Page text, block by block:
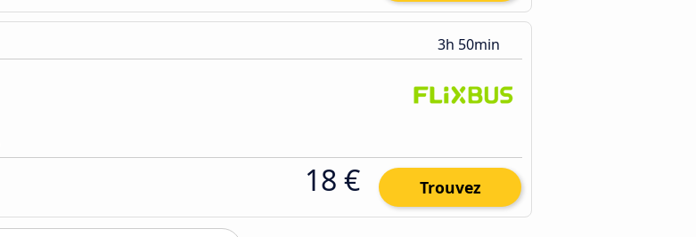
3h 50min
18 € Trouvez